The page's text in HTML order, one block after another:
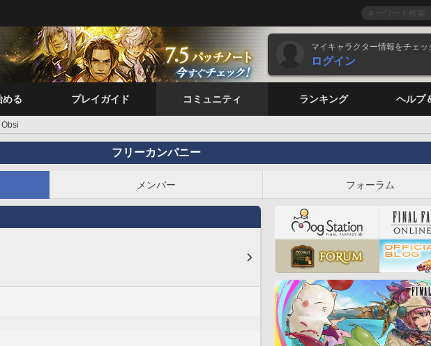
マイキャラクター情報をチェッ
ログイン
める プレイガイド コミュニティ ランキング ヘルプ
Obsi
フリーカンパニー
メンバー フォーラム